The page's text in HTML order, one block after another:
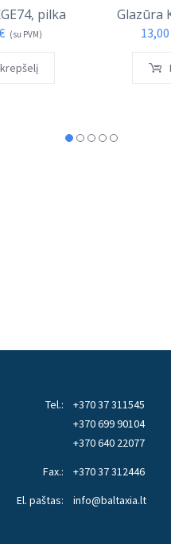
pilka
(su PVM)
Glazūra
13,00
Tel.:
+370 37 311545
+370 699 90104
+370 640 22077
Fax.:
+370 37 312446
El. paštas:
info@baltaxia.lt